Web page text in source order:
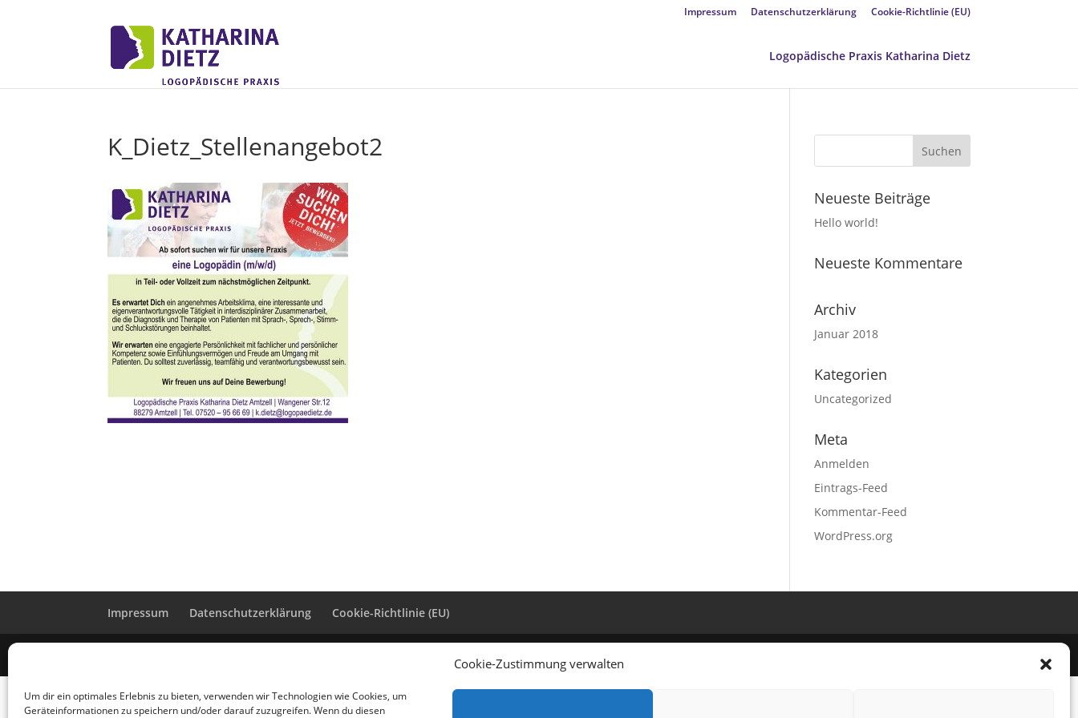
Cookie-Zustimmung verwalten
Um dir ein optimales Erlebnis zu bieten, verwenden wir Technologien wie Cookies, um
Geräteinformationen zu speichern und/oder darauf zuzugreifen. Wenn du diesen
Impressum Datenschutzerklärung Cookie-Richtlinie (EU)
Logopädische Praxis Katharina Dietz
K_Dietz_Stellenangebot2
Neueste Beiträge
Hello world!
Neueste Kommentare
Archiv
Januar 2018
Kategorien
Uncategorized
Meta
Anmelden
Eintrags-Feed
Kommentar-Feed
WordPress.org
Impressum Datenschutzerklärung Cookie-Richtlinie (EU)
Logopaedische Praxis Katharina Dietz Amtzell, Wangener Str.12, 88279 Amtzell, Tel. 07520 – 95 66 69, k.dietz@logopaedietz.de